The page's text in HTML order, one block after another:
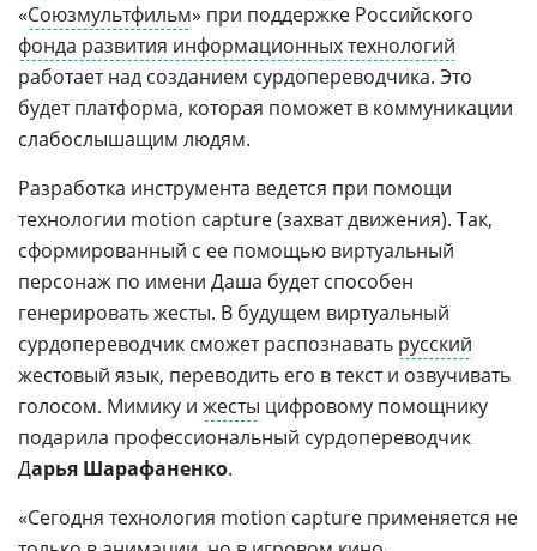
«Союзмультфильм» при поддержке Российского
фонда развития информационных технологий
работает над созданием сурдопереводчика. Это
будет платформа, которая поможет в коммуникации
слабослышащим людям.
Разработка инструмента ведется при помощи
технологии motion capture (захват движения). Так,
сформированный с ее помощью виртуальный
персонаж по имени Даша будет способен
генерировать жесты. В будущем виртуальный
сурдопереводчик сможет распознавать русский
жестовый язык, переводить его в текст и озвучивать
голосом. Мимику и жесты цифровому помощнику
подарила профессиональный сурдопереводчик
Дарья Шарафаненко.
«Сегодня технология motion capture применяется не